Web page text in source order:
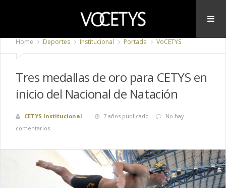
Home Deportes Institucional Portada VoCETYS
Tres medallas de oro para CETYS en
inicio del Nacional de Natación
CETYS Institucional 7 años publicado
No hay
comentarios